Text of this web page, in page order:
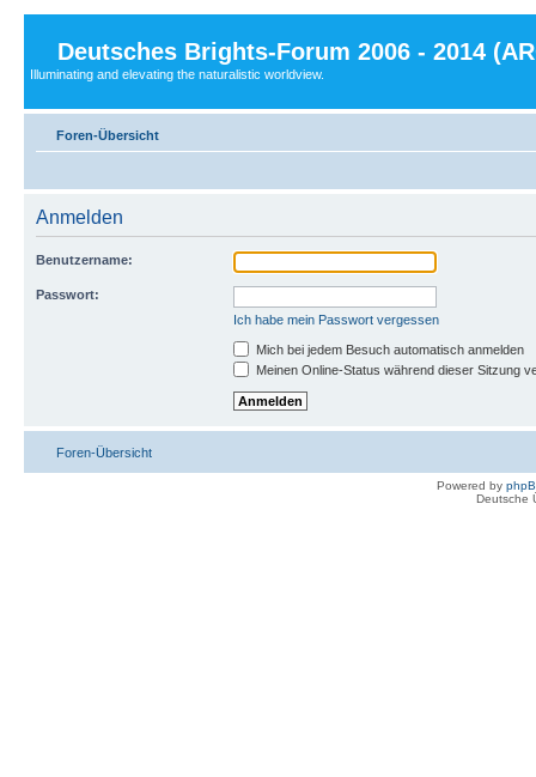
Deutsches Brights-Forum 2006 - 2014
Illuminating and elevating the naturalistic worldview.
Foren-Übersicht
Anmelden
Benutzername:
Passwort:
Ich habe mein Passwort vergessen
Mich bei jedem Besuch automatisch anmelden
Meinen Online-Status während dieser Sitzung
Foren-Übersicht
Powered by
Deutsche